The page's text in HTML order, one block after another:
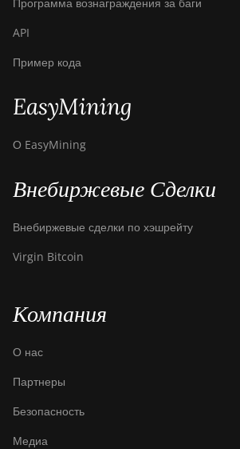
API
Пример кода
EasyMining
О EasyMining
Внебиржевые Сделки
Внебиржевые сделки по хэшрейту
Virgin Bitcoin
Компания
О нас
Партнеры
Безопасность
Медиа